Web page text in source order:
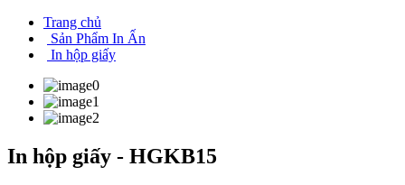
Trang chủ
Sản Phẩm In Ấn
In hộp giấy
In hộp giấy - HGKB15